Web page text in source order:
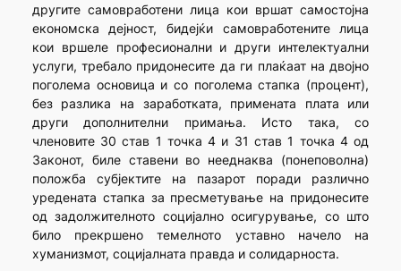
другите самовработени лица кои вршат самостојна
економска дејност, бидејќи самовработените лица
кои вршеле професионални и други интелектуални
услуги, требало придонесите да ги плаќаат на двојно
поголема основица и со поголема стапка (процент),
без разлика на заработката, примената плата или
други дополнителни примања. Исто така, со
членовите 30 став 1 точка 4 и 31 став 1 точка 4 од
Законот, биле ставени во нееднаква (понеповолна)
положба субјектите на пазарот поради различно
уредената стапка за пресметување на придонесите
од задолжителното социјално осигурување, со што
било прекршено темелното уставно начело на
хуманизмот, социјалната правда и солидарноста.